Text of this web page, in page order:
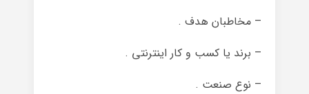
– مخاطبان هدف .
– برند یا کسب و کار اینترنتی .
– نوع صنعت .